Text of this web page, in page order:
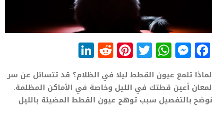
Facebook
Messenger
WhatsApp
Twitter
Pinterest
Reddit
لماذا تلمع عيون القطط ليلا في الظلام؟ قد تتسائل عن سر
لمعان أعين قطتك في الليل وخاصة في الأماكن المظلمة.
نوضح بالتفصيل سبب توهج عيون القطط المضيئة بالليل